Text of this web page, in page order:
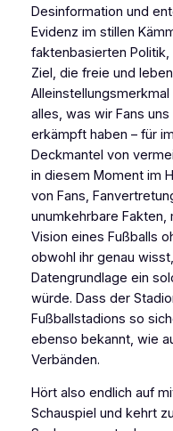
Desinformation und
Evidenz im stillen
faktenbasierten
Ziel, die freie und
alles, was wir Fans
erkämpft haben – für
Deckmantel von
in diesem Moment im
von Fans,
unumkehrbare
Vision eines Fußballs
obwohl ihr genau
Datengrundlage ein
würde. Dass der
Fußballstadions so
ebenso bekannt, wie
Verbänden.
Hört also endlich auf
Schauspiel und kehrt